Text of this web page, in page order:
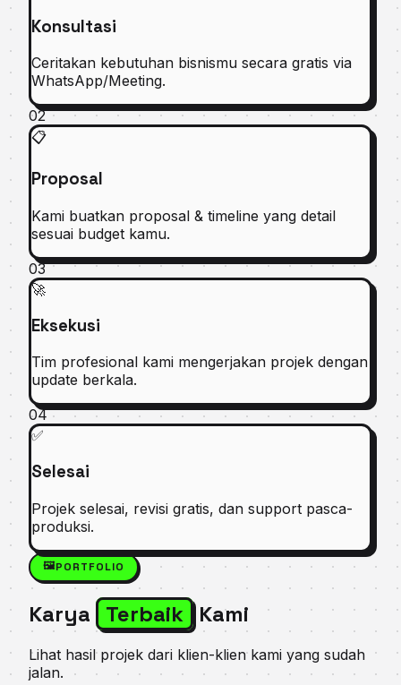
Konsultasi
Ceritakan kebutuhan bisnismu secara gratis via
WhatsApp/Meeting.
02
📋
Proposal
Kami buatkan proposal & timeline yang detail
sesuai budget kamu.
03
🚀
Eksekusi
Tim profesional kami mengerjakan projek dengan
update berkala.
04
✅
Selesai
Projek selesai, revisi gratis, dan support pasca-
produksi.
🖼️PORTFOLIO
Karya Terbaik Kami
Lihat hasil projek dari klien-klien kami yang sudah
jalan.